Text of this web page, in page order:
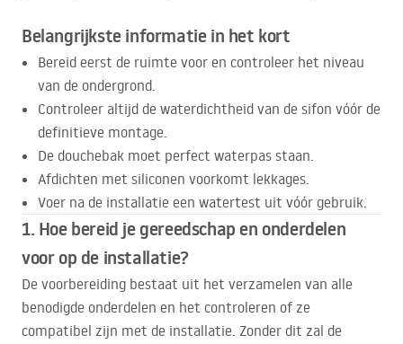
Belangrijkste informatie in het kort
Bereid eerst de ruimte voor en controleer het niveau
van de ondergrond.
Controleer altijd de waterdichtheid van de sifon vóór de
definitieve montage.
De douchebak moet perfect waterpas staan.
Afdichten met siliconen voorkomt lekkages.
Voer na de installatie een watertest uit vóór gebruik.
1. Hoe bereid je gereedschap en onderdelen
voor op de installatie?
De voorbereiding bestaat uit het verzamelen van alle
benodigde onderdelen en het controleren of ze
compatibel zijn met de installatie. Zonder dit zal de